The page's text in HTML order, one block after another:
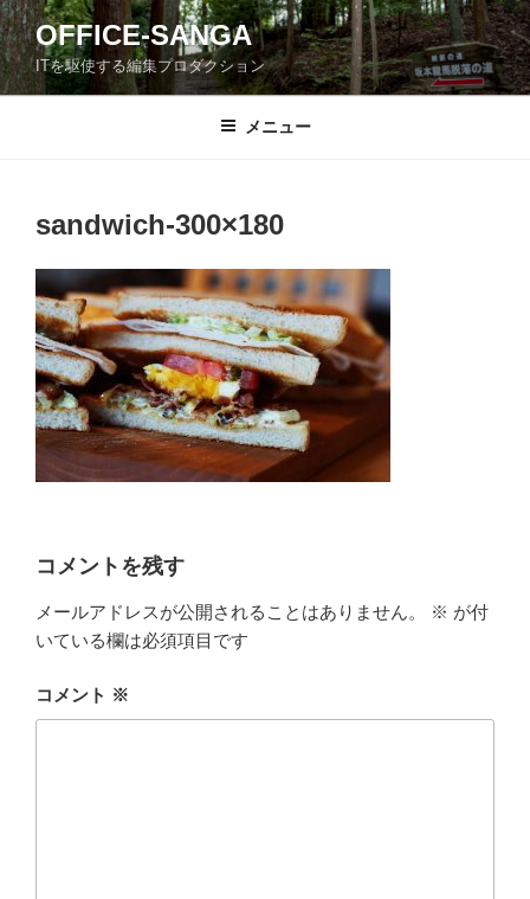
コ
ン
テ
ン
OFFICE-SANGA
ITを駆使する編集プロダクション
メニュー
sandwich-300×180
コメントを残す
メールアドレスが公開されることはありません。 ※ が付
いている欄は必須項目です
コメント ※